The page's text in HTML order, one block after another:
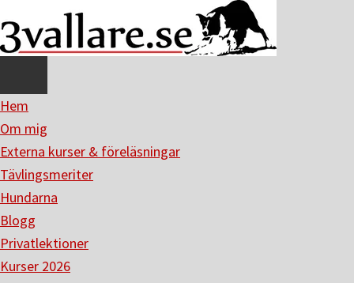
till
huvudinnehåll
till
det
sidofältet
Hem
Om mig
Externa kurser & föreläsningar
Tävlingsmeriter
Hundarna
Blogg
Privatlektioner
Kurser 2026